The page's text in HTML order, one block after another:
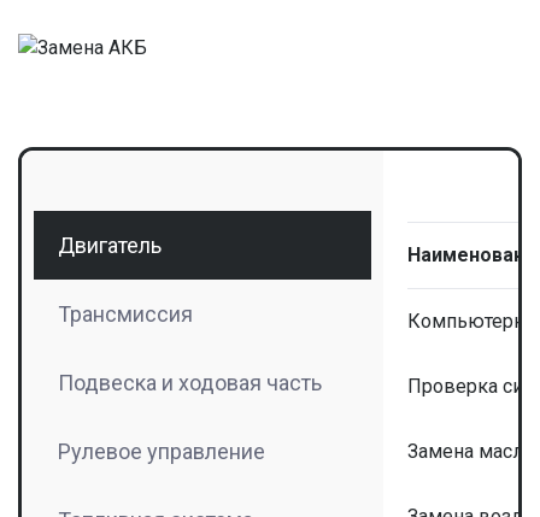
Двигатель
Трансмиссия
Подвеска и ходовая часть
Рулевое управление
Проверка
Замена